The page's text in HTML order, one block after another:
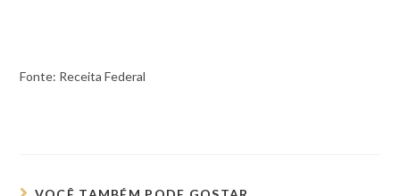
Fonte: Receita Federal